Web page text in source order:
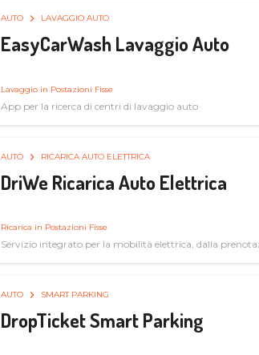
AUTO LAVAGGIO AUTO
EasyCarWash Lavaggio Auto
Lavaggio in Postazioni Fisse
App per la ricerca di centri di lavaggio auto
AUTO RICARICA AUTO ELETTRICA
DriWe Ricarica Auto Elettrica
Ricarica in Postazioni Fisse
Servizio integrato per la mobilità elettrica, dalla
AUTO SMART PARKING
DropTicket Smart Parking